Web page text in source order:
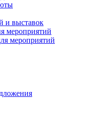
и выставок
мероприятий
мероприятий